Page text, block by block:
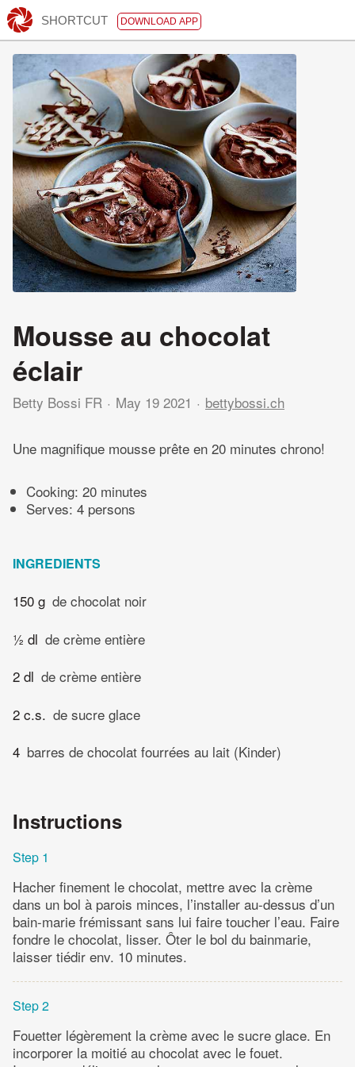
SHORTCUT DOWNLOAD APP
Mousse au chocolat
éclair
Betty Bossi FR May 19 2021 bettybossi.ch
Une magnifique mousse prête en 20 minutes chrono!
Cooking: 20 minutes
Serves: 4 persons
INGREDIENTS
150 g de chocolat noir
½ dl de crème entière
2 dl de crème entière
2 c.s. de sucre glace
4 barres de chocolat fourrées au lait (Kinder)
Instructions
Step 1
Hacher finement le chocolat, mettre avec la crème
dans un bol à parois minces, l’installer au-dessus d’un
bain-marie frémissant sans lui faire toucher l’eau. Faire
fondre le chocolat, lisser. Ôter le bol du bainmarie,
laisser tiédir env. 10 minutes.
Step 2
Fouetter légèrement la crème avec le sucre glace. En
incorporer la moitié au chocolat avec le fouet.